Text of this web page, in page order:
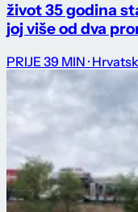
život 35 godina
joj više od dva
PRIJE 39 MIN ·